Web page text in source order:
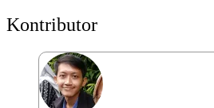
Kontributor